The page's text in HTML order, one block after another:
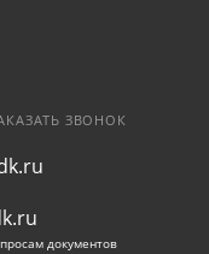
ЗВОНОК
документов